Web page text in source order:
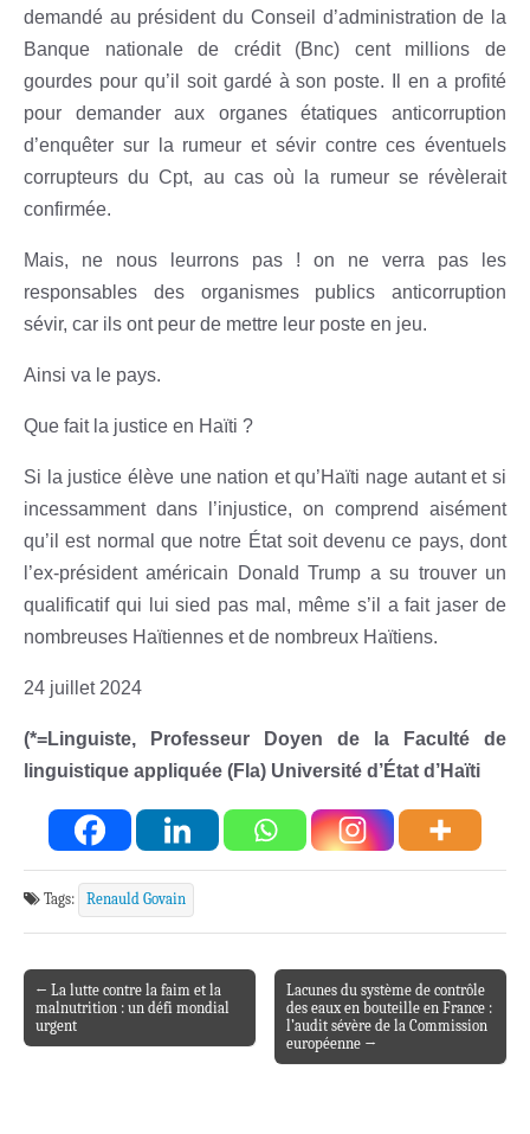
demandé au président du Conseil d’administration de la
Banque nationale de crédit (Bnc) cent millions de
gourdes pour qu’il soit gardé à son poste. Il en a profité
pour demander aux organes étatiques anticorruption
d’enquêter sur la rumeur et sévir contre ces éventuels
corrupteurs du Cpt, au cas où la rumeur se révèlerait
confirmée.
Mais, ne nous leurrons pas ! on ne verra pas les
responsables des organismes publics anticorruption
sévir, car ils ont peur de mettre leur poste en jeu.
Ainsi va le pays.
Que fait la justice en Haïti ?
Si la justice élève une nation et qu’Haïti nage autant et si
incessamment dans l’injustice, on comprend aisément
qu’il est normal que notre État soit devenu ce pays, dont
l’ex-président américain Donald Trump a su trouver un
qualificatif qui lui sied pas mal, même s’il a fait jaser de
nombreuses Haïtiennes et de nombreux Haïtiens.
24 juillet 2024
(*=Linguiste, Professeur Doyen de la Faculté de
linguistique appliquée (Fla) Université d’État d’Haïti
Tags: Renauld Govain
Post navigation
← La lutte contre la faim et la
malnutrition : un défi mondial
urgent
Lacunes du système de contrôle
des eaux en bouteille en France :
l’audit sévère de la Commission
européenne →